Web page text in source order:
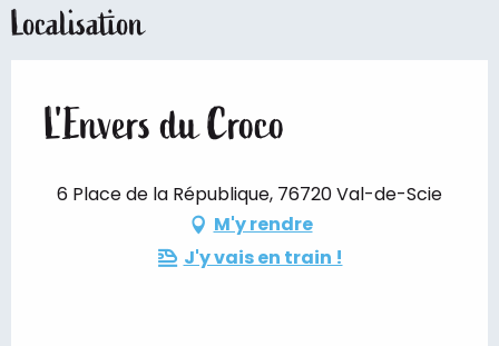
Localisation
L'Envers du Croco
6 Place de la République, 76720 Val-de-Scie
M'y rendre
J'y vais en train !